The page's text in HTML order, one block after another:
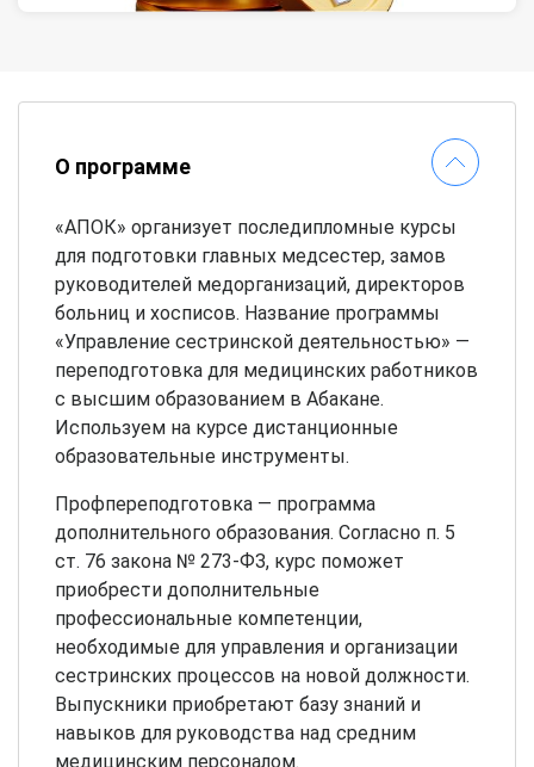
О программе
«АПОК» организует последипломные курсы
для подготовки главных медсестер, замов
руководителей медорганизаций, директоров
больниц и хосписов. Название программы
«Управление сестринской деятельностью» —
переподготовка для медицинских работников
с высшим образованием в Абакане.
Используем на курсе дистанционные
образовательные инструменты.
Профпереподготовка — программа
дополнительного образования. Согласно п. 5
ст. 76 закона № 273-ФЗ, курс поможет
приобрести дополнительные
профессиональные компетенции,
необходимые для управления и организации
сестринских процессов на новой должности.
Выпускники приобретают базу знаний и
навыков для руководства над средним
медицинским персоналом.